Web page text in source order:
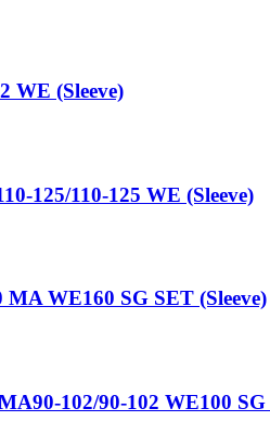
WE (Sleeve)
125/110-125 WE (Sleeve)
WE160 SG SET (Sleeve)
102/90-102 WE100 SG